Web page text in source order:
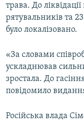
трава. До
рятувальників та
було локалізовано.
«За словами
ускладнював
зростала. До
повідомило
Російська влада